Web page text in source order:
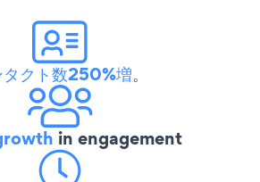
タクト数250%増。
in engagement